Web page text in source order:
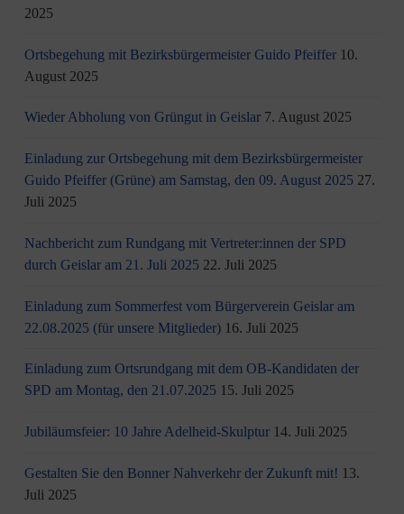
2025
Ortsbegehung mit Bezirksbürgermeister Guido Pfeiffer 10.
August 2025
Wieder Abholung von Grüngut in Geislar 7. August 2025
Einladung zur Ortsbegehung mit dem Bezirksbürgermeister
Guido Pfeiffer (Grüne) am Samstag, den 09. August 2025 27.
Juli 2025
Nachbericht zum Rundgang mit Vertreter:innen der SPD
durch Geislar am 21. Juli 2025 22. Juli 2025
Einladung zum Sommerfest vom Bürgerverein Geislar am
22.08.2025 (für unsere Mitglieder) 16. Juli 2025
Einladung zum Ortsrundgang mit dem OB-Kandidaten der
SPD am Montag, den 21.07.2025 15. Juli 2025
Jubiläumsfeier: 10 Jahre Adelheid-Skulptur 14. Juli 2025
Gestalten Sie den Bonner Nahverkehr der Zukunft mit! 13.
Juli 2025